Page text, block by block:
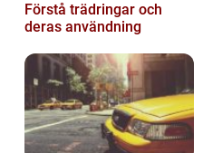
Förstå trädringar och
deras användning